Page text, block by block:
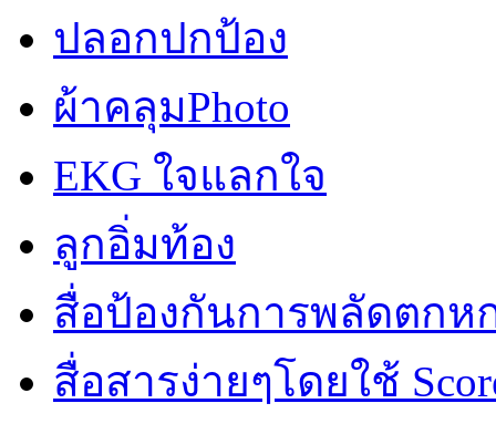
ปลอกปกป้อง
ผ้าคลุมPhoto
EKG ใจแลกใจ
ลูกอิ่มท้อง
สื่อป้องกันการพลัดตกห
สื่อสารง่ายๆโดยใช้